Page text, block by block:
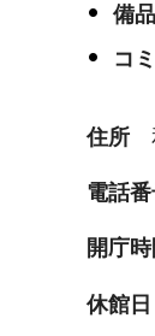
備
コ
住所
電話
開庁
休館